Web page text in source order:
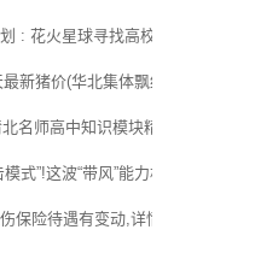
: 花火星球寻找高校王者
最新猪价(华北集体飘红,猪价继续往
名师高中知识模块精讲系列课程!
式”!这波“带风”能力相当强
伤保险待遇有变动,详情……